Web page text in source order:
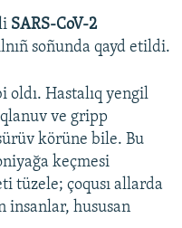
SARS-CoV-2
soñunda qayd etildi.
oldı. Hastalıq yengil
ve gripp
körüne bile. Bu
keçmesi
tüzele; çoqusı allarda
insanlar, hususan